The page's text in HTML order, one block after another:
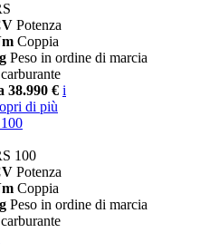
Potenza
Coppia
Peso in ordine di marcia
38.990 € i
di più
100
Potenza
Coppia
Peso in ordine di marcia